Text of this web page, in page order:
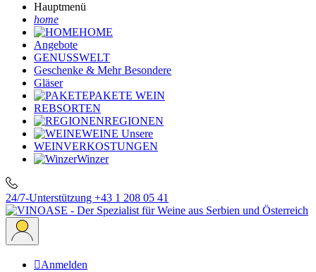
Hauptmenü
home
HOME
Angebote
GENUSSWELT
Geschenke & MehrBesondere
Gläser
PAKETE WEIN
REBSORTEN
REGIONEN
WEINE Unsere
WEINVERKOSTUNGEN
Winzer
24/7-Unterstützung +43 1 208 05 41
Anmelden